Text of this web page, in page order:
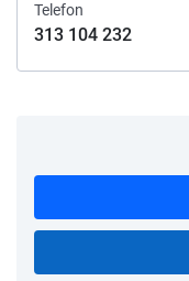
Telefon
313 104 232